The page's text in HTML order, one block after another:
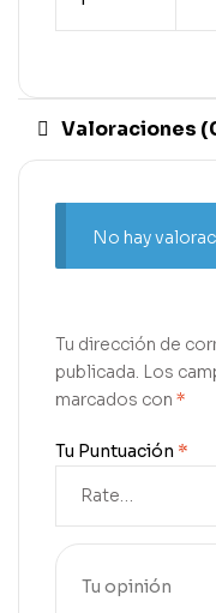
Valoraciones
No hay
Tu dirección de
publicada. Los
marcados con *
Tu Puntuación *